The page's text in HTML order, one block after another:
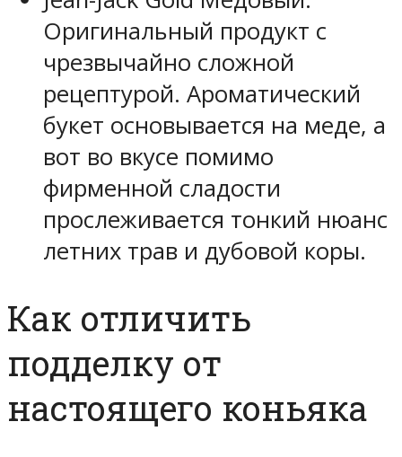
Оригинальный продукт с
чрезвычайно сложной
рецептурой. Ароматический
букет основывается на меде, а
вот во вкусе помимо
фирменной сладости
прослеживается тонкий нюанс
летних трав и дубовой коры.
Как отличить
подделку от
настоящего коньяка